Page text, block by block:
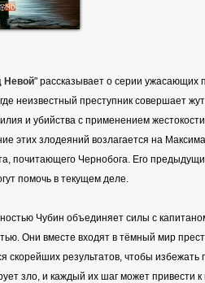
Невой" рассказывает о серии ужасающих
неизвестный преступник совершает
и убийства с применением
этих злодеяний возлагается на
почитающего Чернобога. Его
помочь в текущем деле.
Чубин объединяет силы с
Они вместе входят в тёмный мир
скорейших результатов, чтобы
зло, и каждый их шаг может привести